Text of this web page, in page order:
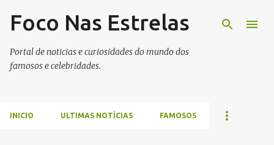
Pular para o conteúdo principal
Foco Nas Estrelas
Portal de noticias e curiosidades do mundo dos
famosos e celebridades.
INICIO ULTIMAS NOTÍCIAS FAMOSOS